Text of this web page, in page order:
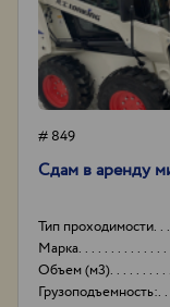
# 849
Сдам в аренду
Тип проходимости
Марка
Объем (м3)
Грузоподъемность: